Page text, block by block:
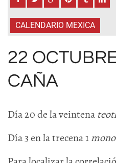
CALENDARIO MEXICA
22
CAÑA
Día 20 de la veintena
Día 3 en la trecena 1mono